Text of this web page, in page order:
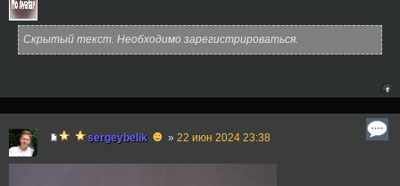
Скрытый текст. Необходимо зарегистрироваться.
sergeybelik ☻ » 22 июн 2024 23:38